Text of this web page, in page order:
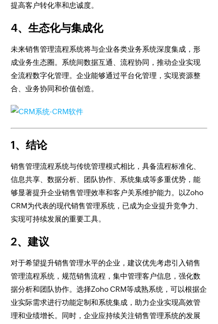
提高客户转化率和忠诚度。
4、生态化与集成化
未来销售管理流程系统将与企业各类业务系统深度集成，形
成业务生态圈。系统间数据互通、流程协同，推动企业实现
全流程数字化管理。企业能够通过平台化管理，实现资源整
合、业务协同和价值创造。
1、结论
销售管理流程系统与传统管理模式相比，具备流程标准化、
信息共享、数据分析、团队协作、系统集成等多重优势，能
够显著提升企业销售管理效率和客户关系维护能力。以Zoho
CRM为代表的现代销售管理系统，已成为企业提升竞争力、
实现可持续发展的重要工具。
2、建议
对于希望提升销售管理水平的企业，建议优先考虑引入销售
管理流程系统，规范销售流程，集中管理客户信息，强化数
据分析和团队协作。选择Zoho CRM等成熟系统，可以根据企
业实际需求进行功能定制和系统集成，助力企业实现高效管
理和业绩增长。同时，企业应持续关注销售管理系统的发展